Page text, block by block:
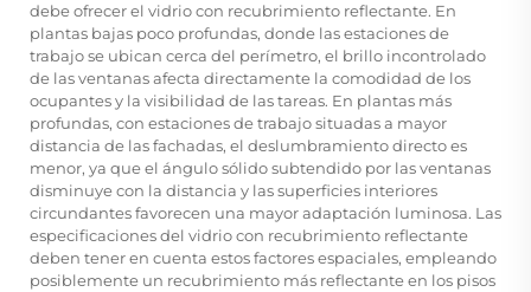
debe ofrecer el vidrio con recubrimiento reflectante. En
plantas bajas poco profundas, donde las estaciones de
trabajo se ubican cerca del perímetro, el brillo incontrolado
de las ventanas afecta directamente la comodidad de los
ocupantes y la visibilidad de las tareas. En plantas más
profundas, con estaciones de trabajo situadas a mayor
distancia de las fachadas, el deslumbramiento directo es
menor, ya que el ángulo sólido subtendido por las ventanas
disminuye con la distancia y las superficies interiores
circundantes favorecen una mayor adaptación luminosa. Las
especificaciones del vidrio con recubrimiento reflectante
deben tener en cuenta estos factores espaciales, empleando
posiblemente un recubrimiento más reflectante en los pisos